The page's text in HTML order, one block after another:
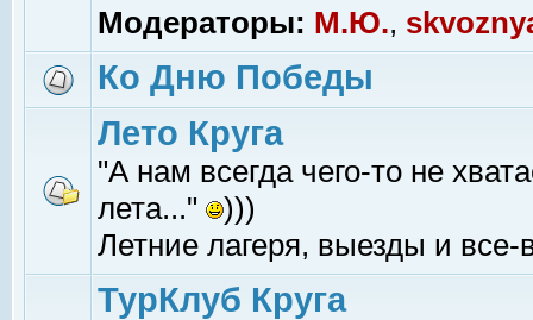
Модераторы: М.Ю.,
Ко Дню Победы
Лето Круга
"А нам всегда чего-то не
лета..."
)))
Летние лагеря, выезды и все-
ТурКлуб Круга